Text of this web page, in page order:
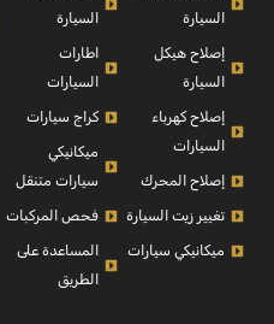
السيارة
إصلاح هيكل
السيارة
إصلاح كهرباء
السيارات
إصلاح المحرك
تغيير زيت السيارة
ميكانيكي سيارات
السيارة
اطارات
السيارات
كراج سيارات
ميكانيكي
سيارات متنقل
فحص المركبات
المساعدة على
الطريق